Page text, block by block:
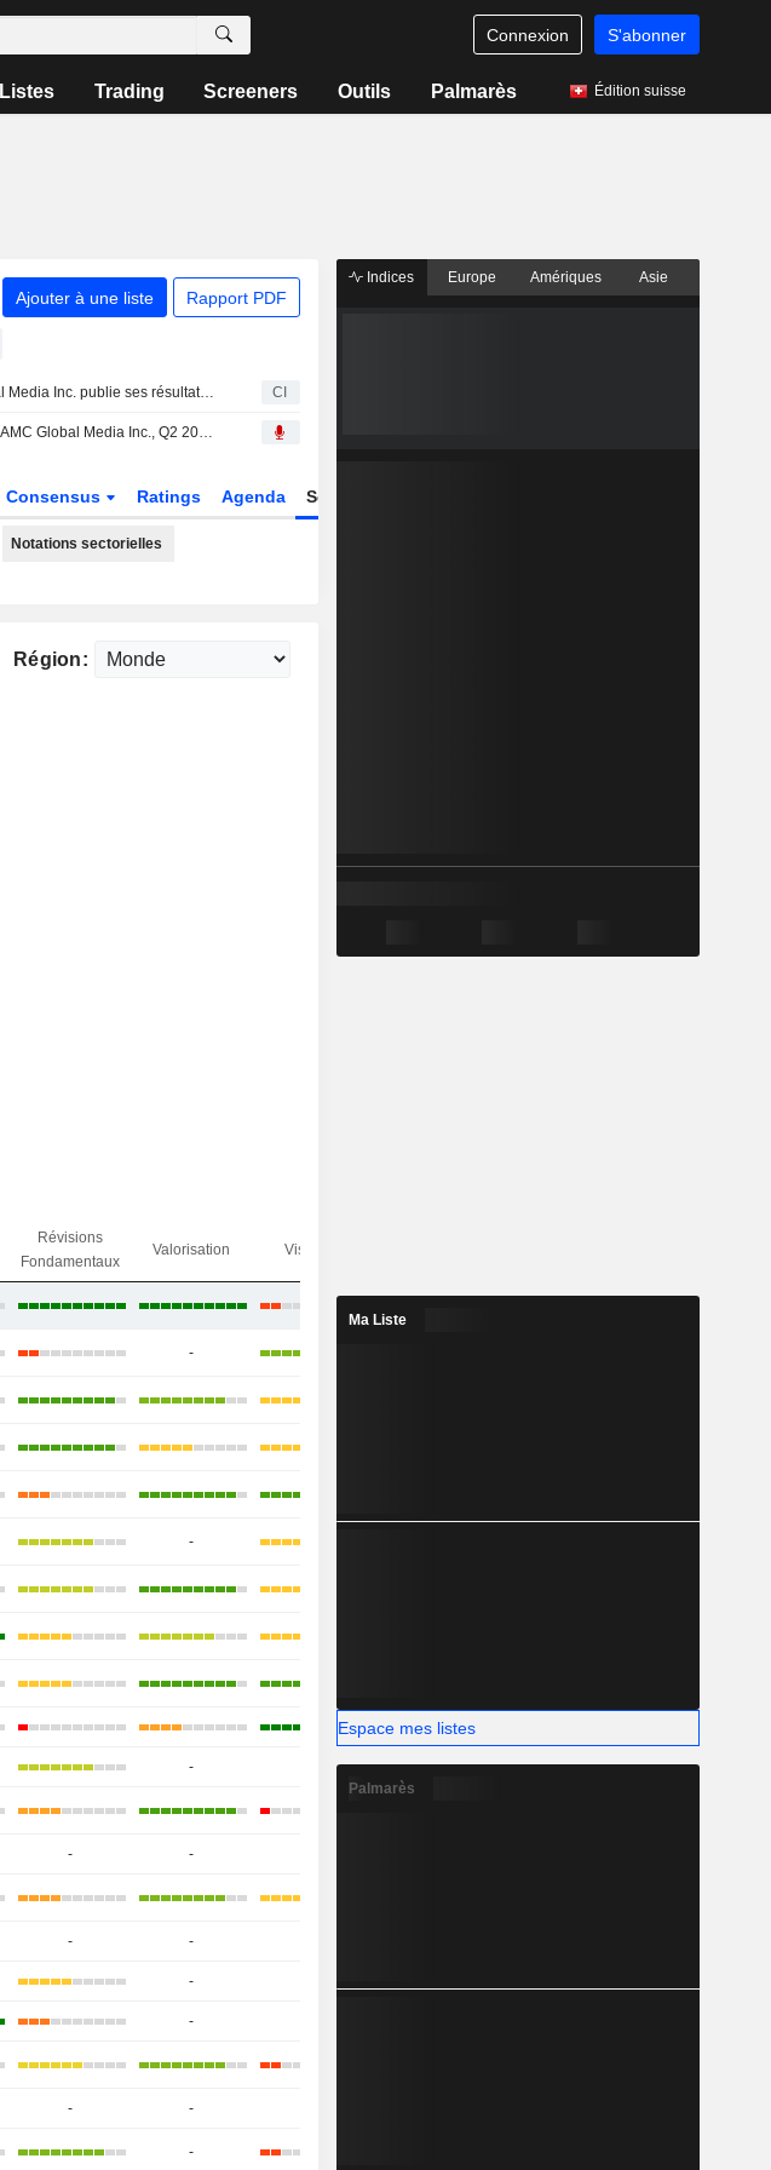
Connexion S'abonner
Listes Trading Screeners Outils Palmarès Édition suisse
Ajouter à une liste Rapport PDF
AMC Global Media Inc. publie ses résultats pour le deuxième trimestre et le premier semestre clos le 30 juin 2026 CI
Transcript : AMC Global Media Inc., Q2 2026 Earnings Call, Jul 30, 2026
Consensus Ratings Agenda Secteur
Notations sectorielles
Région:
Révisions
Fondamentaux
Valorisation Visibilité
-
-
-
- -
- -
-
-
- -
-
Indices Europe Amériques Asie
Ma Liste
Espace mes listes
Palmarès